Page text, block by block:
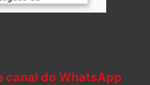
canal do WhatsApp